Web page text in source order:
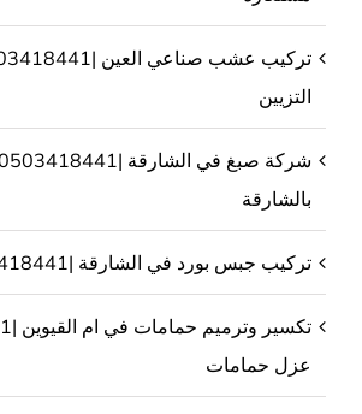
التزيين
بالشارقة
تركيب جبس بورد في الشارقة |0503418441
عزل حمامات